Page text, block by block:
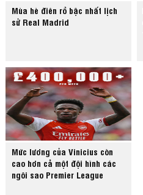
Mùa hè điên rồ bậc nhất lịch
sử Real Madrid
Mức lương của Vinicius còn
cao hơn cả một đội hình các
ngôi sao Premier League